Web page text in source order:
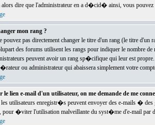
alors dire que l'administrateur en a d�cid� ainsi, vous
mon rang ?
pas directement changer le titre d'un rang (le titre d'un
des forums utilisent les rangs pour indiquer le nombre de
peuvent avoir un rang sp�cifique qui leur est
ou administrateur qui abaissera simplement votre
le lien e-mail d'un utilisateur, on me demande de me
utilisateurs enregistr�s peuvent envoyer des e-mails �
�viter l'utilisation malveillante du syst�me d'e-mail par